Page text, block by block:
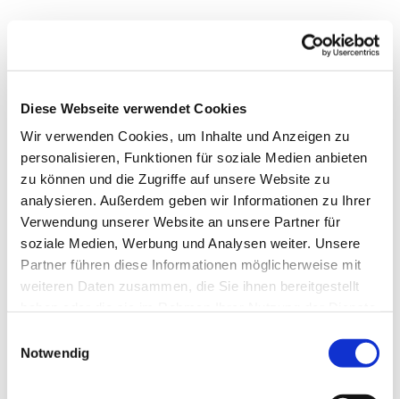
Diese Webseite verwendet Cookies
Wir verwenden Cookies, um Inhalte und Anzeigen zu
personalisieren, Funktionen für soziale Medien anbieten
zu können und die Zugriffe auf unsere Website zu
analysieren. Außerdem geben wir Informationen zu Ihrer
Verwendung unserer Website an unsere Partner für
soziale Medien, Werbung und Analysen weiter. Unsere
Partner führen diese Informationen möglicherweise mit
weiteren Daten zusammen, die Sie ihnen bereitgestellt
Notwendig